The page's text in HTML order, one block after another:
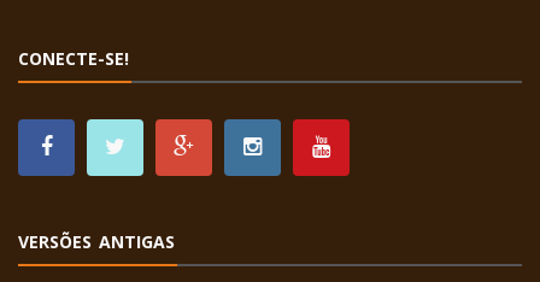
CONECTE-SE!
VERSÕES ANTIGAS